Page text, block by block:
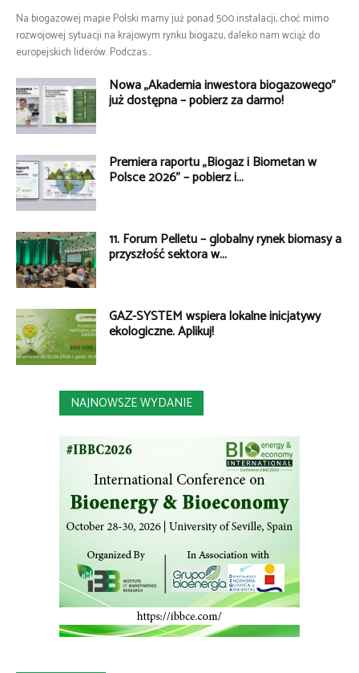
Na biogazowej mapie Polski mamy już ponad 500 instalacji, choć mimo
rozwojowej sytuacji na krajowym rynku biogazu, daleko nam wciąż do
europejskich liderów. Podczas...
Nowa „Akademia inwestora biogazowego”
już dostępna – pobierz za darmo!
Premiera raportu „Biogaz i Biometan w
Polsce 2026” – pobierz i...
11. Forum Pelletu – globalny rynek biomasy a
przyszłość sektora w...
GAZ-SYSTEM wspiera lokalne inicjatywy
ekologiczne. Aplikuj!
NAJNOWSZE WYDANIE